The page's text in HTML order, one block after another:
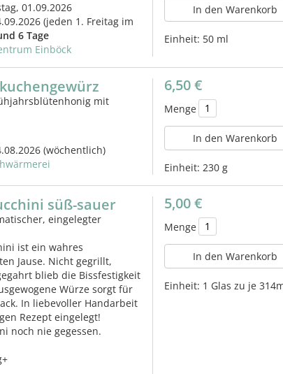
01.09.2026
(jeden 1. Freitag im
6 Tage
Einböck
In den Warenkorb
Einheit: 50 ml
mit
(wöchentlich)
6,50 €
Menge
In den Warenkorb
Einheit: 230 g
süß-sauer
eingelegter
ist ein wahres
Jause. Nicht gegrillt,
blieb die Bissfestigkeit
Würze sorgt für
In liebevoller Handarbeit
Rezept eingelegt!
noch nie gegessen.
5,00 €
Menge
In den Warenkorb
Einheit: 1 Glas zu je